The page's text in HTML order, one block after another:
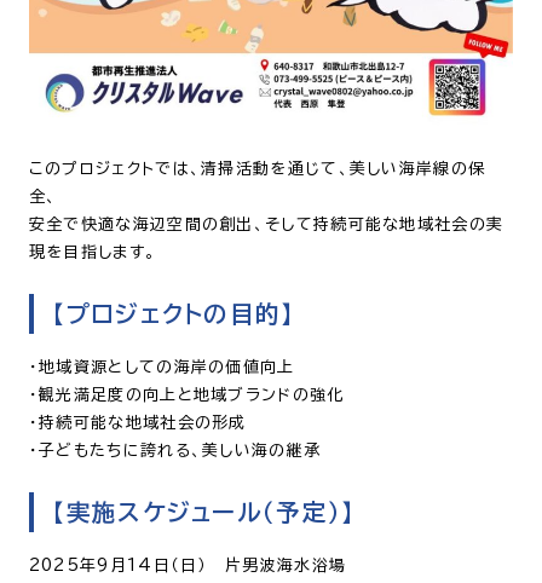
このプロジェクトでは、清掃活動を通じて、美しい海岸線の保
全、
安全で快適な海辺空間の創出、そして持続可能な地域社会の実
現を目指します。
【プロジェクトの目的】
・地域資源としての海岸の価値向上
・観光満足度の向上と地域ブランドの強化
・持続可能な地域社会の形成
・子どもたちに誇れる、美しい海の継承
【実施スケジュール（予定）】
2025年9月14日（日） 片男波海水浴場